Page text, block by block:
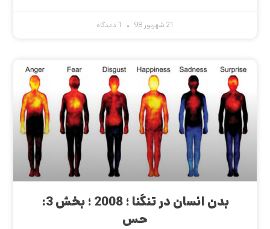
21 شهریور 98
بدن انسان در تنگنا ؛ 2008 ؛ بخش 3:
حس